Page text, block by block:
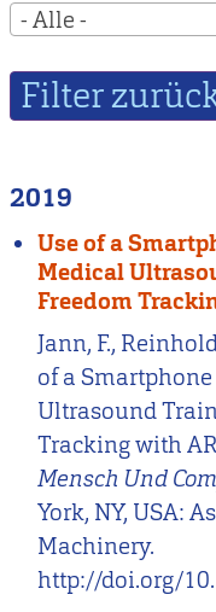
- Alle -
2019
Use of a
Medical
Freedom
Jann, F.,
of a
Ultrasound
Tracking with
Mensch Und
York, NY, USA:
Machinery.
http://doi.org/